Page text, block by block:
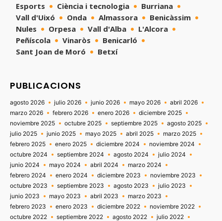
Esports
Ciència i tecnologia
Burriana
Vall d'Uixó
Onda Almassora
Benicàssim
Nules
Orpesa Vall d'Alba
L'Alcora
Peñíscola
Vinaròs
Benicarló
Sant Joan de Moró
Betxí
PUBLICACIONS
agosto 2026 julio 2026 junio 2026 mayo 2026
abril 2026
marzo 2026
febrero 2026 enero 2026
diciembre 2025
noviembre 2025
octubre 2025 septiembre 2025
agosto 2025
julio 2025
junio 2025 mayo 2025 abril 2025
marzo 2025
febrero 2025
enero 2025 diciembre 2024
noviembre 2024
octubre 2024
septiembre 2024 agosto 2024
julio 2024
junio 2024
mayo 2024 abril 2024
marzo 2024
febrero 2024
enero 2024 diciembre 2023
noviembre 2023
octubre 2023
septiembre 2023 agosto 2023
julio 2023
junio 2023
mayo 2023 abril 2023
marzo 2023
febrero 2023
enero 2023 diciembre 2022
noviembre 2022
octubre 2022
septiembre 2022 agosto 2022
julio 2022